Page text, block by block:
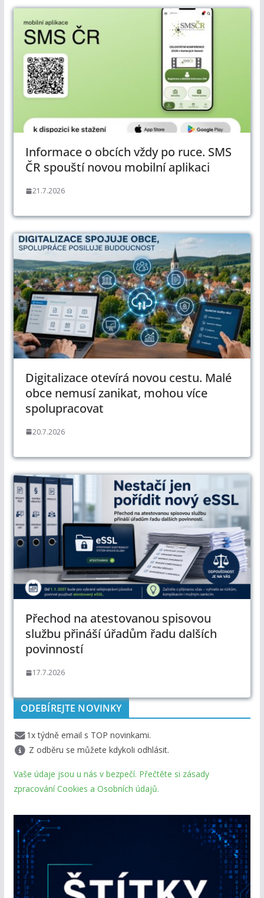
Informace o obcích vždy po ruce. SMS
ČR spouští novou mobilní aplikaci
21.7.2026
Digitalizace otevírá novou cestu. Malé
obce nemusí zanikat, mohou více
spolupracovat
20.7.2026
Přechod na atestovanou spisovou
službu přináší úřadům řadu dalších
povinností
17.7.2026
ODEBÍREJTE NOVINKY
1x týdně email s TOP novinkami.
Z odběru se můžete kdykoli odhlásit.
Vaše údaje jsou u nás v bezpečí. Přečtěte si zásady
zpracování Cookies a Osobních údajů.